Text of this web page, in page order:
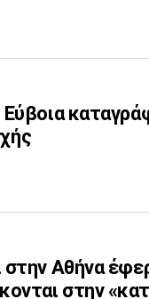
Εύβοια
στην Αθήνα
στην